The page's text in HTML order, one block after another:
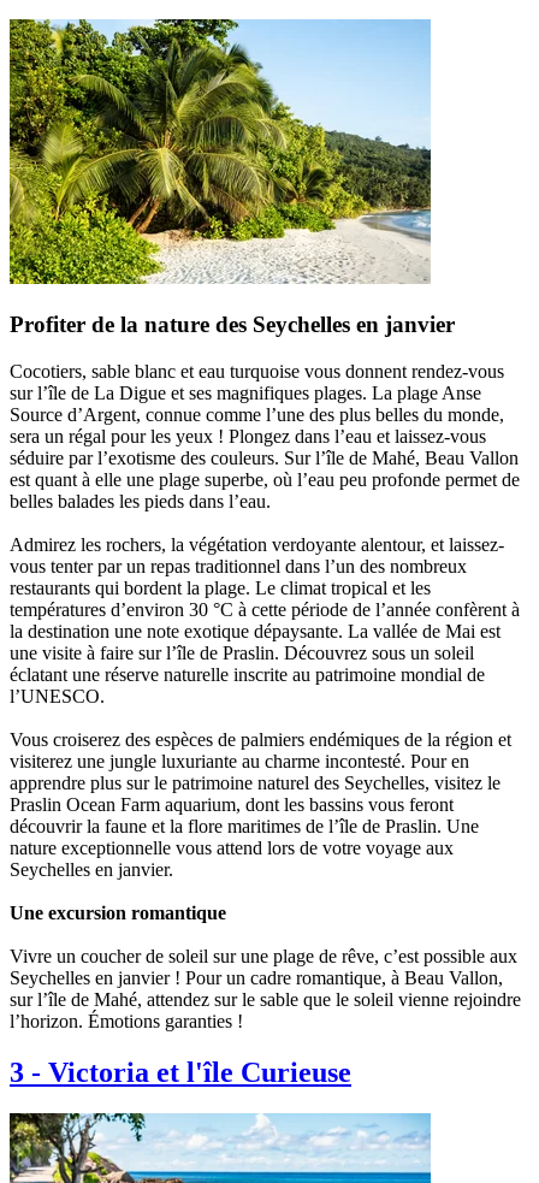
Profiter de la nature des Seychelles en janvier
Cocotiers, sable blanc et eau turquoise vous donnent rendez-vous
sur l’île de La Digue et ses magnifiques plages. La plage Anse
Source d’Argent, connue comme l’une des plus belles du monde,
sera un régal pour les yeux ! Plongez dans l’eau et laissez-vous
séduire par l’exotisme des couleurs. Sur l’île de Mahé, Beau Vallon
est quant à elle une plage superbe, où l’eau peu profonde permet de
belles balades les pieds dans l’eau.
Admirez les rochers, la végétation verdoyante alentour, et laissez-
vous tenter par un repas traditionnel dans l’un des nombreux
restaurants qui bordent la plage. Le climat tropical et les
températures d’environ 30 °C à cette période de l’année confèrent à
la destination une note exotique dépaysante. La vallée de Mai est
une visite à faire sur l’île de Praslin. Découvrez sous un soleil
éclatant une réserve naturelle inscrite au patrimoine mondial de
l’UNESCO.
Vous croiserez des espèces de palmiers endémiques de la région et
visiterez une jungle luxuriante au charme incontesté. Pour en
apprendre plus sur le patrimoine naturel des Seychelles, visitez le
Praslin Ocean Farm aquarium, dont les bassins vous feront
découvrir la faune et la flore maritimes de l’île de Praslin. Une
nature exceptionnelle vous attend lors de votre voyage aux
Seychelles en janvier.
Une excursion romantique
Vivre un coucher de soleil sur une plage de rêve, c’est possible aux
Seychelles en janvier ! Pour un cadre romantique, à Beau Vallon,
sur l’île de Mahé, attendez sur le sable que le soleil vienne rejoindre
l’horizon. Émotions garanties !
3 - Victoria et l'île Curieuse